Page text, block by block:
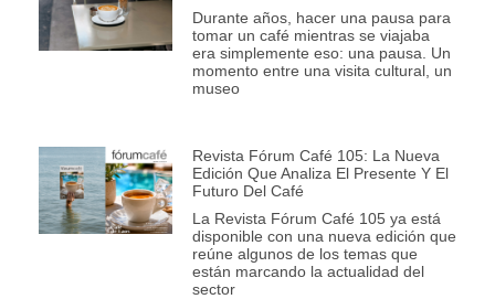
Durante años, hacer una pausa para
tomar un café mientras se viajaba
era simplemente eso: una pausa. Un
momento entre una visita cultural, un
museo
Revista Fórum Café 105: La Nueva
Edición Que Analiza El Presente Y El
Futuro Del Café
La Revista Fórum Café 105 ya está
disponible con una nueva edición que
reúne algunos de los temas que
están marcando la actualidad del
sector